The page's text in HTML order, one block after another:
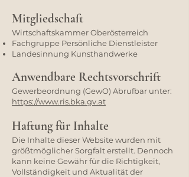
Mitgliedschaft
Wirtschaftskammer Oberösterreich
Fachgruppe Persönliche Dienstleister
Landesinnung Kunsthandwerke
Anwendbare Rechtsvorschrift
Gewerbeordnung (GewO) Abrufbar unter:
https://www.ris.bka.gv.at
Haftung für Inhalte
Die Inhalte dieser Website wurden mit
größtmöglicher Sorgfalt erstellt. Dennoch
kann keine Gewähr für die Richtigkeit,
Vollständigkeit und Aktualität der